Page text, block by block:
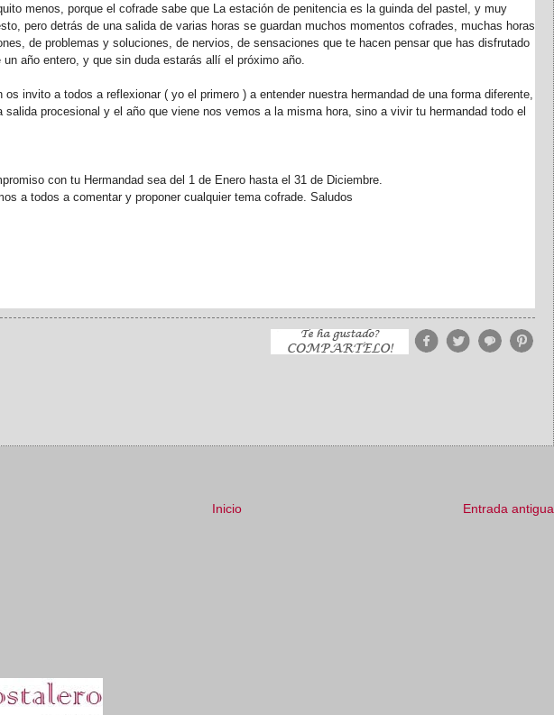
menos, porque el cofrade sabe que La estación de penitencia es la guinda del pastel, y muy
pero detrás de una salida de varias horas se guardan muchos momentos cofrades, muchas horas
de problemas y soluciones, de nervios, de sensaciones que te hacen pensar que has disfrutado
un año entero, y que sin duda estarás allí el próximo año.
os invito a todos a reflexionar ( yo el primero ) a entender nuestra hermandad de una forma diferente,
salida procesional y el año que viene nos vemos a la misma hora, sino a vivir tu hermandad todo el
con tu Hermandad sea del 1 de Enero hasta el 31 de Diciembre.
a todos a comentar y proponer cualquier tema cofrade. Saludos
Entrada antigua
Inicio